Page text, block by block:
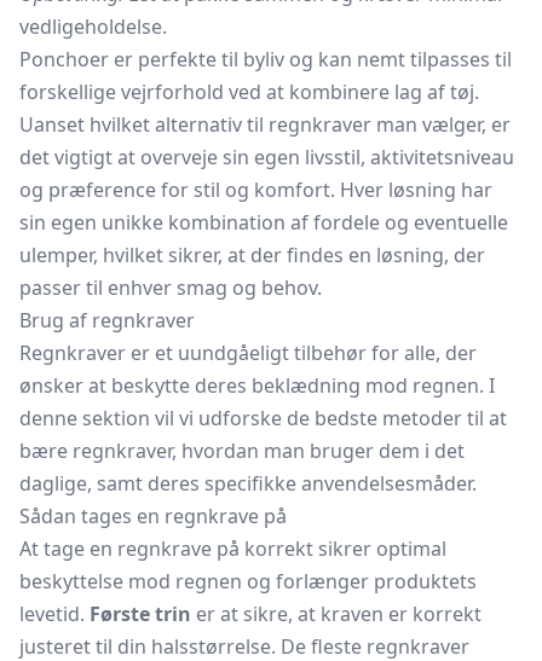
vedligeholdelse.
Ponchoer er perfekte til byliv og kan nemt tilpasses til
forskellige vejrforhold ved at kombinere lag af tøj.
Uanset hvilket alternativ til regnkraver man vælger, er
det vigtigt at overveje sin egen livsstil, aktivitetsniveau
og præference for stil og komfort. Hver løsning har
sin egen unikke kombination af fordele og eventuelle
ulemper, hvilket sikrer, at der findes en løsning, der
passer til enhver smag og behov.
Brug af regnkraver
Regnkraver er et uundgåeligt tilbehør for alle, der
ønsker at beskytte deres beklædning mod regnen. I
denne sektion vil vi udforske de bedste metoder til at
bære regnkraver, hvordan man bruger dem i det
daglige, samt deres specifikke anvendelsesmåder.
Sådan tages en regnkrave på
At tage en regnkrave på korrekt sikrer optimal
beskyttelse mod regnen og forlænger produktets
levetid. Første trin er at sikre, at kraven er korrekt
justeret til din halsstørrelse. De fleste regnkraver